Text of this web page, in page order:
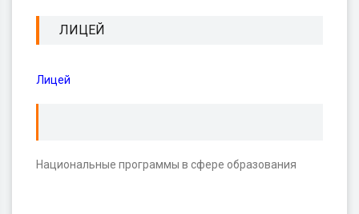
ЛИЦЕЙ
Лицей
Национальные программы в сфере образования